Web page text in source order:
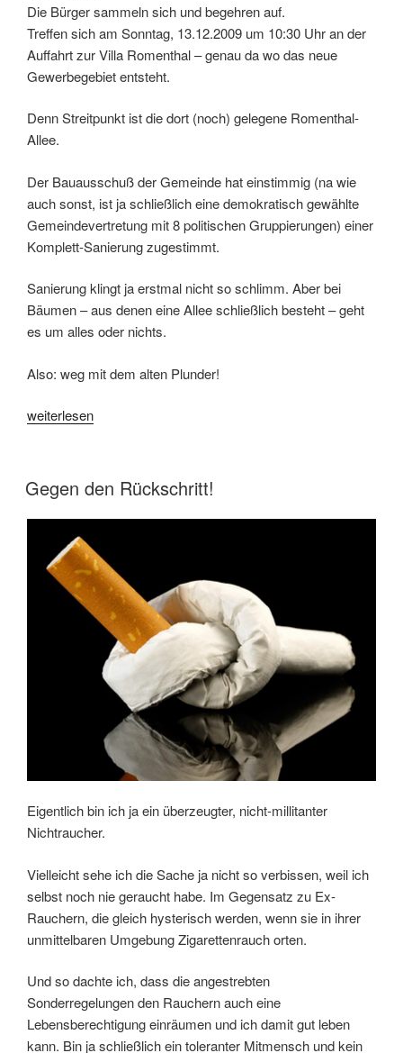
Die Bürger sammeln sich und begehren auf.
Treffen sich am Sonntag, 13.12.2009 um 10:30 Uhr an der
Auffahrt zur Villa Romenthal – genau da wo das neue
Gewerbegebiet entsteht.
Denn Streitpunkt ist die dort (noch) gelegene Romenthal-
Allee.
Der Bauausschuß der Gemeinde hat einstimmig (na wie
auch sonst, ist ja schließlich eine demokratisch gewählte
Gemeindevertretung mit 8 politischen Gruppierungen) einer
Komplett-Sanierung zugestimmt.
Sanierung klingt ja erstmal nicht so schlimm. Aber bei
Bäumen – aus denen eine Allee schließlich besteht – geht
es um alles oder nichts.
Also: weg mit dem alten Plunder!
„Demokratische
Weihnachten“
weiterlesen
VERÖFFENTLICHT
AM
Gegen den Rückschritt!
Eigentlich bin ich ja ein überzeugter, nicht-millitanter
Nichtraucher.
Vielleicht sehe ich die Sache ja nicht so verbissen, weil ich
selbst noch nie geraucht habe. Im Gegensatz zu Ex-
Rauchern, die gleich hysterisch werden, wenn sie in ihrer
unmittelbaren Umgebung Zigarettenrauch orten.
Und so dachte ich, dass die angestrebten
Sonderregelungen den Rauchern auch eine
Lebensberechtigung einräumen und ich damit gut leben
kann. Bin ja schließlich ein toleranter Mitmensch und kein